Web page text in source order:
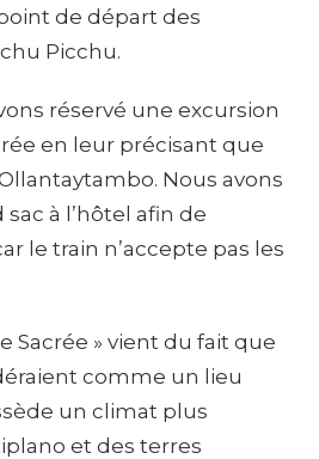
SACRÉE
de départ des
Picchu.
réservé une excursion
en leur précisant que
Nous avons
à l’hôtel afin de
le train n’accepte pas les
Sacrée » vient du fait que
comme un lieu
un climat plus
et des terres